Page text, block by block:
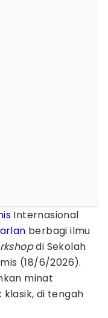
Internasional
berbagi ilmu
di Sekolah
(18/6/2026).
minat
di tengah